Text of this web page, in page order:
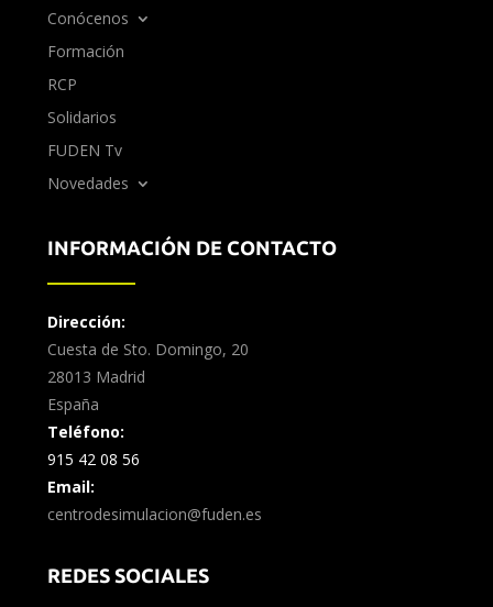
Conócenos
Formación
RCP
Solidarios
FUDEN Tv
Novedades
INFORMACIÓN DE CONTACTO
Dirección:
Cuesta de Sto. Domingo, 20
28013 Madrid
España
Teléfono:
915 42 08 56
Email:
centrodesimulacion@fuden.es
REDES SOCIALES